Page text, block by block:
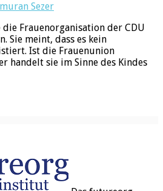
Sezer
Frauenorganisation der CDU
Sie meint, dass es kein
Ist die Frauenunion
handelt sie im Sinne des Kindes